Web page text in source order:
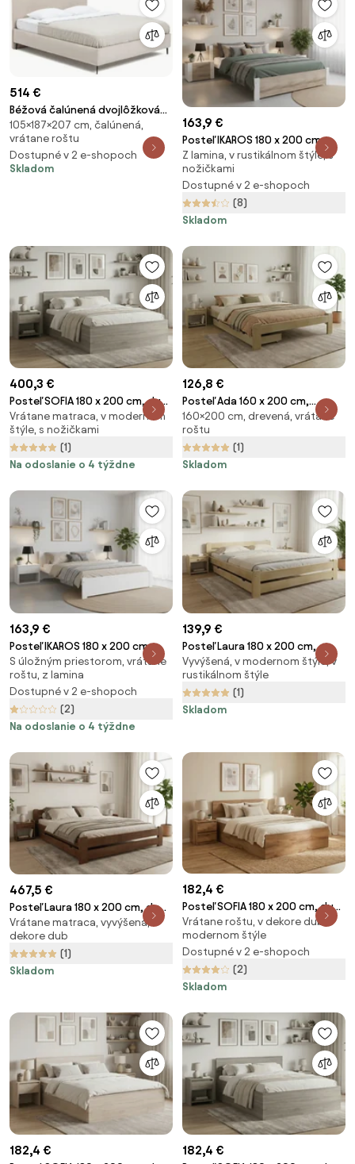
514 €
Béžová čalúnená dvojlôžková
posteľ s roštom 180x200 cm
Noira Slim – Bonami Selection
105×187×207 cm, čalúnená,
vrátane roštu
Dostupné v 2 e-shopoch
Skladom
163,9 €
Posteľ IKAROS 180 x 200 cm,
biela/dub sonoma Rošt: S
lamelovým roštom, Matrac: Bez
matraca
Z lamina, v rustikálnom štýle, s
nožičkami
Dostupné v 2 e-shopoch
(8)
Skladom
400,3 €
Posteľ SOFIA 180 x 200 cm, dub
hľuzovka Rošt: S latkovým
roštom, Matrac: Matrac
SOMMERA 18 cm
Vrátane matraca, v modernom
štýle, s nožičkami
(1)
Na odoslanie o 4 týždne
126,8 €
Posteľ Ada 160 x 200 cm,
borovica Rošt: S lamelovým
roštom, Matrac: Bez matraca
160×200 cm, drevená, vrátane
roštu
(1)
Skladom
163,9 €
Posteľ IKAROS 180 x 200 cm,
biela Rošt: S lamelovým roštom,
Matrac: Bez matraca
S úložným priestorom, vrátane
roštu, z lamina
Dostupné v 2 e-shopoch
(2)
Na odoslanie o 4 týždne
139,9 €
Posteľ Laura 180 x 200 cm,
borovica Rošt: Bez roštu,
Matrac: Bez matraca
Vyvýšená, v modernom štýle, v
rustikálnom štýle
(1)
Skladom
467,5 €
Posteľ Laura 180 x 200 cm, dub
Rošt: S latkovým roštom,
Matrac: Matrac COCO MAXI 20
cm
Vrátane matraca, vyvýšená, v
dekore dub
(1)
Skladom
182,4 €
Posteľ SOFIA 180 x 200 cm, dub
artisan Rošt: S lamelovým
roštom, Matrac: Bez matraca
Vrátane roštu, v dekore dub, v
modernom štýle
Dostupné v 2 e-shopoch
(2)
Skladom
182,4 € 182,4 €